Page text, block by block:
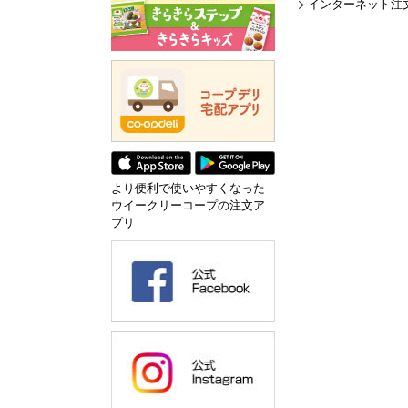
インターネット注
より便利で使いやすくなった
ウイークリーコープの注文ア
プリ